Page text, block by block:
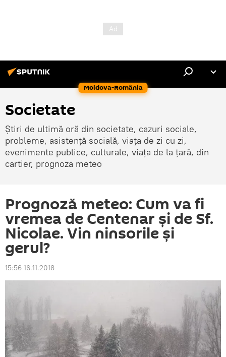
Moldova-România
Societate
Știri de ultimă oră din societate, cazuri sociale,
probleme, asistență socială, viața de zi cu zi,
evenimente publice, culturale, viața de la țară, din
cartier, prognoza meteo
Prognoză meteo: Cum va fi
vremea de Centenar şi de Sf.
Nicolae. Vin ninsorile şi
gerul?
15:56 16.11.2018